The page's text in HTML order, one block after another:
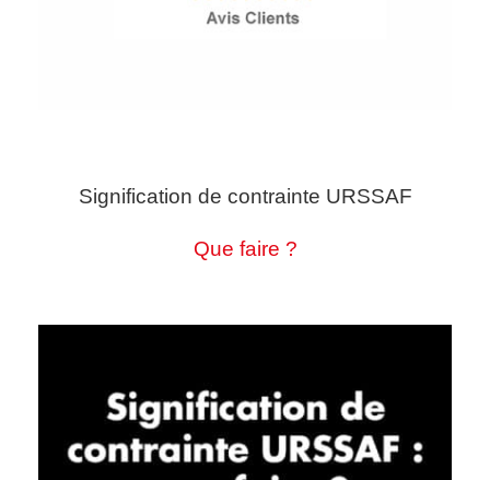
Signification de contrainte URSSAF
Que faire ?